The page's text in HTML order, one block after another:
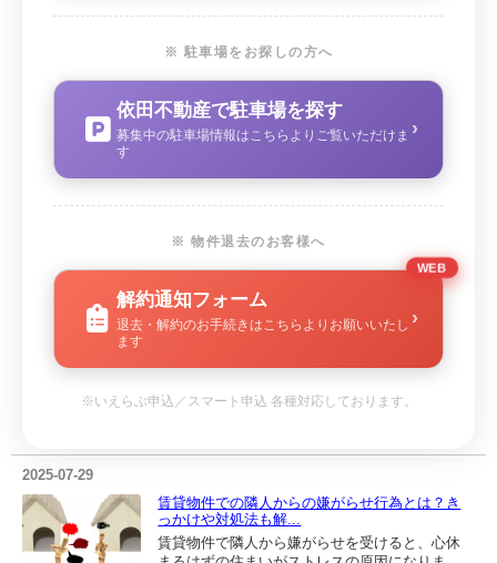
※ 駐車場をお探しの方へ
依田不動産で駐車場を探す
募集中の駐車場情報はこちらよりご覧いただけま
す
›
※ 物件退去のお客様へ
解約通知フォーム
退去・解約のお手続きはこちらよりお願いいたし
ます
›
WEB
※いえらぶ申込／スマート申込 各種対応しております。
2025-07-29
賃貸物件での隣人からの嫌がらせ行為とは？き
っかけや対処法も解...
賃貸物件で隣人から嫌がらせを受けると、心休